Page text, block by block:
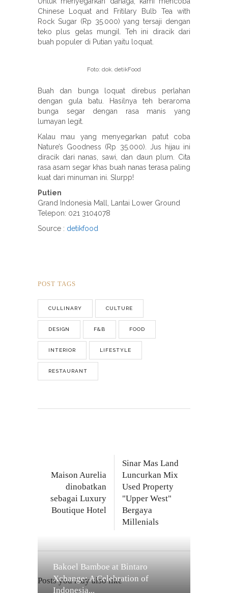
Chinese Loquat and Fritilary Bulb Tea with
Rock Sugar (Rp 35.000) yang tersaji dengan
teko plus gelas mungil. Teh ini diracik dari
buah populer di Putian yaitu loquat.
Foto: dok. detikFood
Buah dan bunga loquat direbus perlahan
dengan gula batu. Hasilnya teh beraroma
bunga segar dengan rasa manis yang
lumayan legit.
Kalau mau yang menyegarkan patut coba
Nature’s Goodness (Rp 35.000). Jus hijau ini
diracik dari nanas, sawi, dan daun plum. Cita
rasa asam segar khas buah nanas terasa paling
kuat dari minuman ini. Slurpp!
Putien
Grand Indonesia Mall, Lantai Lower Ground
Telepon: 021 3104078
Source : detikfood
POST TAGS
CULLINARY CULTURE
DESIGN F&B FOOD
INTERIOR LIFESTYLE
RESTAURANT
Maison Aurelia
dinobatkan
sebagai Luxury
Boutique Hotel
Sinar Mas Land
Luncurkan Mix
Used Property
"Upper West"
Bergaya
Millenials
Posts you may also like
Bakoel Bamboe at Bintaro
Xchange: A Celebration of
Indonesia...